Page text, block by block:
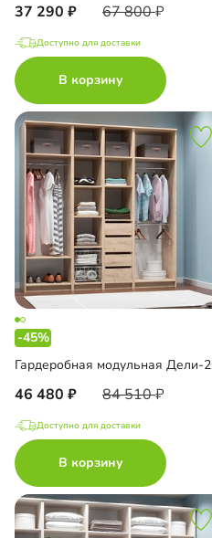
37 290 67 800
Доступно для доставки
В корзину
-45%
Гардеробная модульная Дели-2
46 480 84 510
Доступно для доставки
В корзину